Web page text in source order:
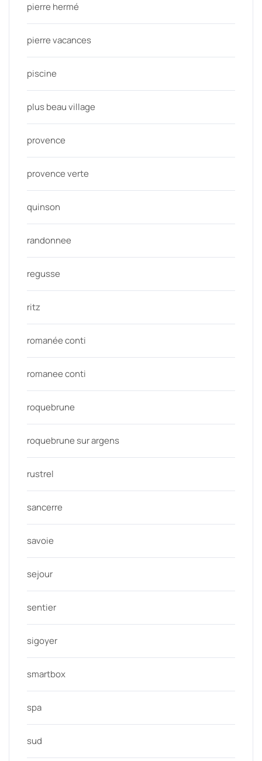
pierre hermé
pierre vacances
piscine
plus beau village
provence
provence verte
quinson
randonnee
regusse
ritz
romanée conti
romanee conti
roquebrune
roquebrune sur argens
rustrel
sancerre
savoie
sejour
sentier
sigoyer
smartbox
spa
sud